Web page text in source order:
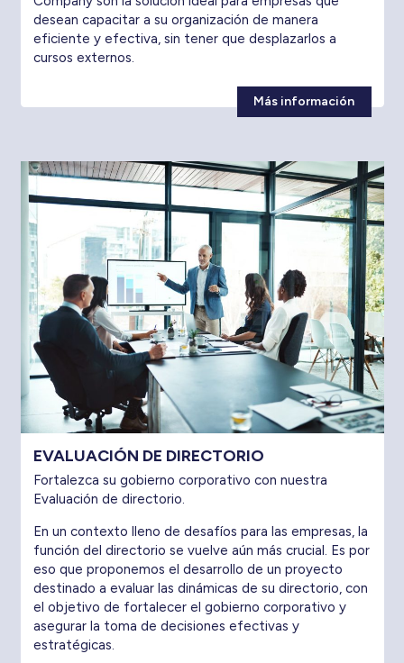
desean capacitar a su organización de manera
eficiente y efectiva, sin tener que desplazarlos a
cursos externos.
Más información
EVALUACIÓN DE DIRECTORIO
Fortalezca su gobierno corporativo con nuestra
Evaluación de directorio.
En un contexto lleno de desafíos para las empresas, la
función del directorio se vuelve aún más crucial. Es por
eso que proponemos el desarrollo de un proyecto
destinado a evaluar las dinámicas de su directorio, con
el objetivo de fortalecer el gobierno corporativo y
asegurar la toma de decisiones efectivas y
estratégicas.